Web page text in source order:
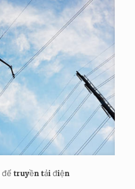
để truyền tải điện